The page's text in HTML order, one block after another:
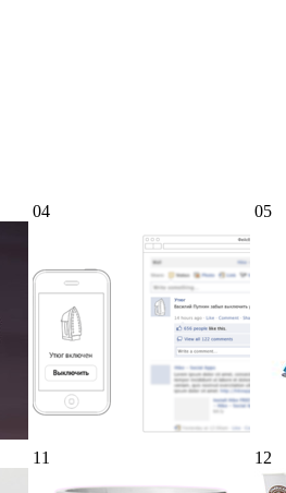
04 05
11 12